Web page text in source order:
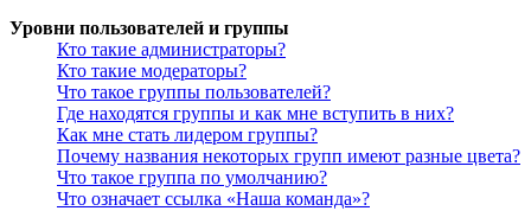
Уровни пользователей и группы
Кто такие администраторы?
Кто такие модераторы?
Что такое группы пользователей?
Где находятся группы и как мне вступить в них?
Как мне стать лидером группы?
Почему названия некоторых групп имеют разные цвета?
Что такое группа по умолчанию?
Что означает ссылка «Наша команда»?